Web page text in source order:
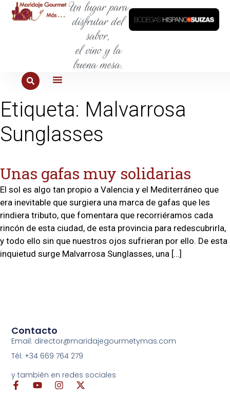
Un lugar para
disfrutar del
sabor,
el vino y la
buena mesa.
Etiqueta: Malvarrosa
Sunglasses
Unas gafas muy solidarias
El sol es algo tan propio a Valencia y el Mediterráneo que
era inevitable que surgiera una marca de gafas que les
rindiera tributo, que fomentara que recorriéramos cada
rincón de esta ciudad, de esta provincia para redescubrirla,
y todo ello sin que nuestros ojos sufrieran por ello. De esta
inquietud surge Malvarrosa Sunglasses, una […]
Contacto
Email: director@maridajegourmetymas.com
Tél: +34 669 764 279
y también en redes sociales